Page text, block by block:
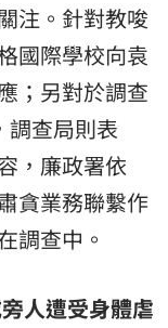
注。針對教唆
國際學校向袁
；另對於調查
調查局則表
，廉政署依
貪業務聯繫作
調查中。
人遭受身體虐